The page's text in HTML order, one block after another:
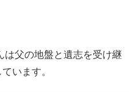
は父の地盤と遺志を受け継
います。